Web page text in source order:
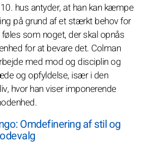
hus antyder, at han kan kæmpe
på grund af et stærkt behov for
som noget, der skal opnås
for at bevare det. Colman
med mod og disciplin og
og opfyldelse, især i den
hvor han viser imponerende
Omdefinering af stil og